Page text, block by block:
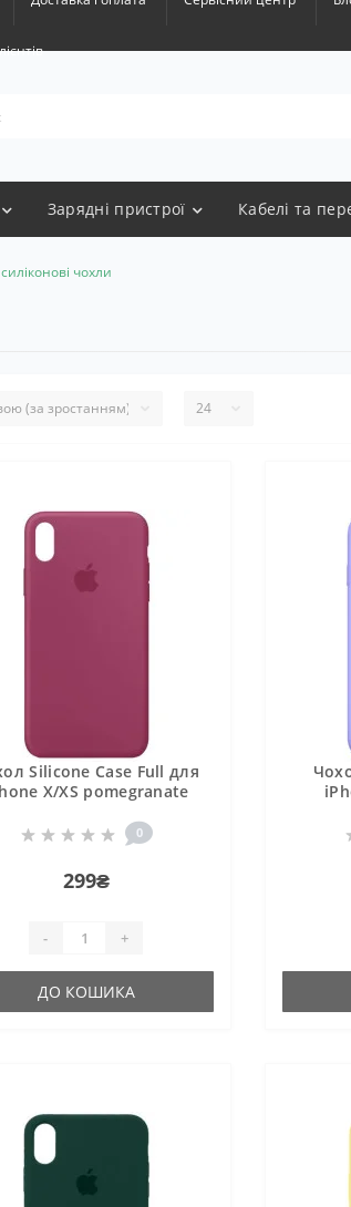
Зарядні пристрої Кабелі та
силіконові чохли
Silicone Case Full для
X/XS pomegranate
0
299₴
- +
ДО КОШИКА